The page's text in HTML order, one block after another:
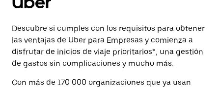
Descubre si cumples con los requisitos para obtener
las ventajas de Uber para Empresas y comienza a
disfrutar de inicios de viaje prioritarios*, una gestión
de gastos sin complicaciones y mucho más.
Con más de 170 000 organizaciones que ya usan